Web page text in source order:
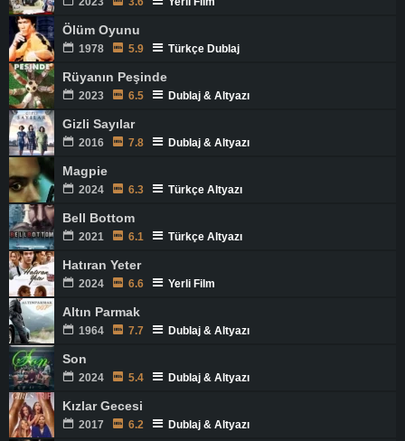
Ölüm Oyunu
1978 5.9 Türkçe Dublaj
Rüyanın Peşinde
2023 6.5 Dublaj & Altyazı
Gizli Sayılar
2016 7.8 Dublaj & Altyazı
Magpie
2024 6.3 Türkçe Altyazı
Bell Bottom
2021 6.1 Türkçe Altyazı
Hatıran Yeter
2024 6.6 Yerli Film
Altın Parmak
1964 7.7 Dublaj & Altyazı
Son
2024 5.4 Dublaj & Altyazı
Kızlar Gecesi
2017 6.2 Dublaj & Altyazı